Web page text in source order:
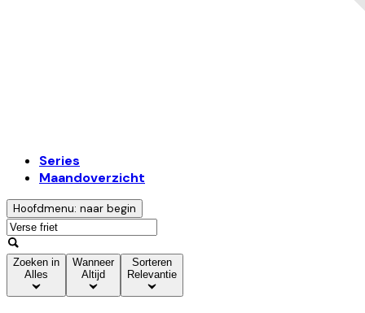
Series
Maandoverzicht
Hoofdmenu: naar begin
Zoeken in
Alles
Wanneer
Altijd
Sorteren
Relevantie